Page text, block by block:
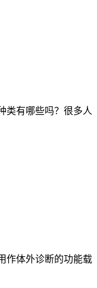
类有哪些吗？很多人
作体外诊断的功能载